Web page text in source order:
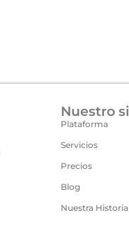
Nuestro
Plataforma
Servicios
Precios
Blog
Nuestra Historia